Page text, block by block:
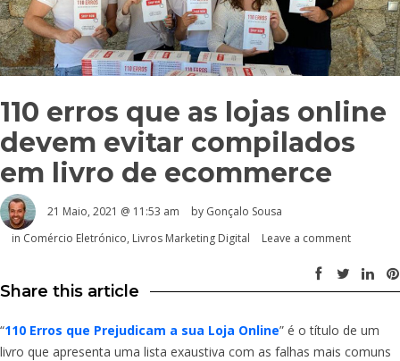
110 erros que as lojas online
devem evitar compilados
em livro de ecommerce
21 Maio, 2021 @ 11:53 am by Gonçalo Sousa
in Comércio Eletrónico, Livros Marketing Digital Leave a comment
Share this article
“110 Erros que Prejudicam a sua Loja Online” é o título de um
livro que apresenta uma lista exaustiva com as falhas mais comuns